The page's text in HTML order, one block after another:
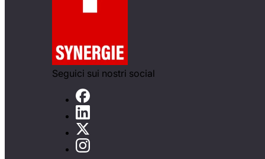
Seguici sui nostri social